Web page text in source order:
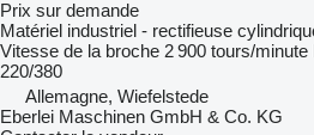
Prix sur demande
Matériel industriel - rectifieuse
Vitesse de la broche 2 900 tours/minute
220/380
Allemagne, Wiefelstede
Eberlei Maschinen GmbH & Co. KG